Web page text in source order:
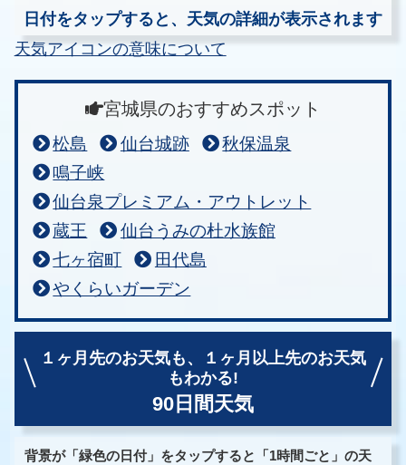
日付をタップすると、天気の詳細が表示されます
天気アイコンの意味について
宮城県のおすすめスポット
松島 仙台城跡
秋保温泉
鳴子峡
仙台泉プレミアム・アウトレット
蔵王
仙台うみの杜水族館
七ヶ宿町
田代島
やくらいガーデン
１ヶ月先のお天気も、
１ヶ月以上先のお天気
もわかる!
90日間天気
背景が「緑色の日付」をタップすると「1時間ごと」の天